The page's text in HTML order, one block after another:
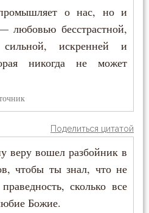
о нас, но и
любовью бесстрастной,
искренней и
никогда не может
Поделиться цитатой
веру вошел разбойник в
чтобы ты знал, что не
сколько все
Божие.